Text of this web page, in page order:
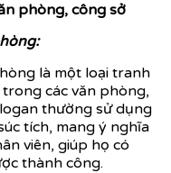
phòng, công sở
là một loại tranh
các văn phòng,
thường sử dụng
tích, mang ý nghĩa
viên, giúp họ có
thành công.